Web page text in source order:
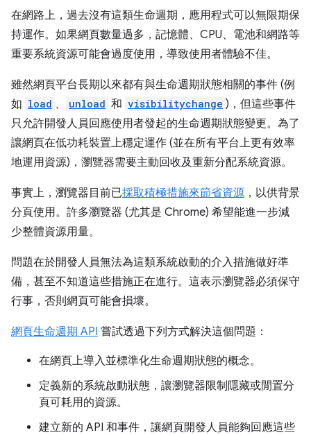
在網路上，過去沒有這類生命週期，應用程式可以無限期保
持運作。如果網頁數量過多，記憶體、CPU、電池和網路等
重要系統資源可能會過度使用，導致使用者體驗不佳。
雖然網頁平台長期以來都有與生命週期狀態相關的事件 (例
如 load 、 unload 和 visibilitychange )，但這些事件
只允許開發人員回應使用者發起的生命週期狀態變更。為了
讓網頁在低功耗裝置上穩定運作 (並在所有平台上更有效率
地運用資源)，瀏覽器需要主動回收及重新分配系統資源。
事實上，瀏覽器目前已採取積極措施來節省資源 ，以供背景
分頁使用。許多瀏覽器 (尤其是 Chrome) 希望能進一步減
少整體資源用量。
問題在於開發人員無法為這類系統啟動的介入措施做好準
備，甚至不知道這些措施正在進行。這表示瀏覽器必須保守
行事，否則網頁可能會損壞。
網頁生命週期 API 嘗試透過下列方式解決這個問題：
在網頁上導入並標準化生命週期狀態的概念。
定義新的系統啟動狀態，讓瀏覽器限制隱藏或閒置分
頁可耗用的資源。
建立新的 API 和事件，讓網頁開發人員能夠回應這些